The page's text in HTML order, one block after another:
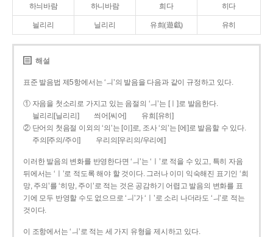
하늬바람 하니바람 희다 히다
늴리리 닐리리 유희(遊戱) 유히
해설
표준 발음법 제5항에서는 ‘ㅢ’의 발음을 다음과 같이 규정하고 있다.
① 자음을 첫소리로 가지고 있는 음절의 ‘ㅢ’는 [ㅣ]로 발음한다.
늴리리[닐리리]
씌어[씨어]
유희[유히]
② 단어의 첫음절 이외의 ‘의’는 [이]로, 조사 ‘의’는 [에]로 발음할 수 있다.
주의[주의/주이]
우리의[우리의/우리에]
이러한 발음의 변화를 반영한다면 ‘ㅢ’는 ‘ㅣ’로 적을 수 있고, 특히 자음
뒤에서는 ‘ㅣ’로 적도록 해야 할 것이다. 그러나 이미 익숙해진 표기인 ‘희
망, 주의’를 ‘히망, 주이’로 적는 것은 공감하기 어렵고 발음의 변화를 표
기에 모두 반영할 수도 없으므로 ‘ㅢ’가 ‘ㅣ’로 소리 나더라도 ‘ㅢ’로 적는
것이다.
이 조항에서는 ‘ㅢ’로 적는 세 가지 유형을 제시하고 있다.